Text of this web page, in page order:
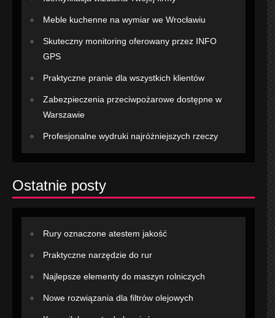
Meble kuchenne na wymiar we Wrocławiu
Skuteczny monitoring oferowany przez INFO
GPS
Praktyczne pranie dla wszystkich klientów
Zabezpieczenia przeciwpożarowe dostępne w
Warszawie
Profesjonalne wydruki najróżniejszych rzeczy
Ostatnie posty
Rury oznaczone atestem jakość
Praktyczne narzędzie do rur
Najlepsze elementy do maszyn rolniczych
Nowe rozwiązania dla filtrów olejowych